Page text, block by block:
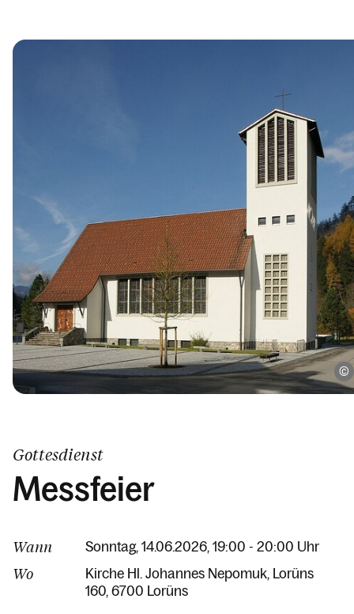
Gottesdienst
Messfeier
Wann Sonntag, 14.06.2026, 19:00 - 20:00 Uhr
Wo Kirche Hl. Johannes Nepomuk Lorüns
160 6700 Lorüns